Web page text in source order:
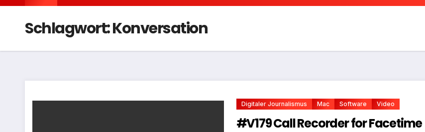
Schlagwort:Konversation
Digitaler Journalismus Mac Software Video
#V179 Call Recorder for Facetime